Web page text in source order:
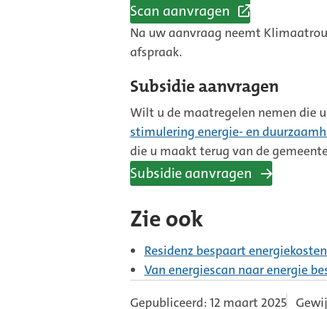
Scan aanvragen
(Externe
link)
Na uw aanvraag neemt
afspraak.
Subsidie aanvragen
Wilt u de maatregelen nemen die
stimulering energie- en
die u maakt terug van de
Subsidie aanvragen
Zie ook
Residenz bespaart
Van energiescan naar energie
Gepubliceerd: 12 maart 2025